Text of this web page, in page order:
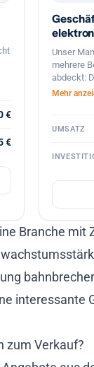
€
€
Unser
mehrere
abdeckt:
Produkte
Mehr
UMSATZ
Branche mit
zum Verkauf?